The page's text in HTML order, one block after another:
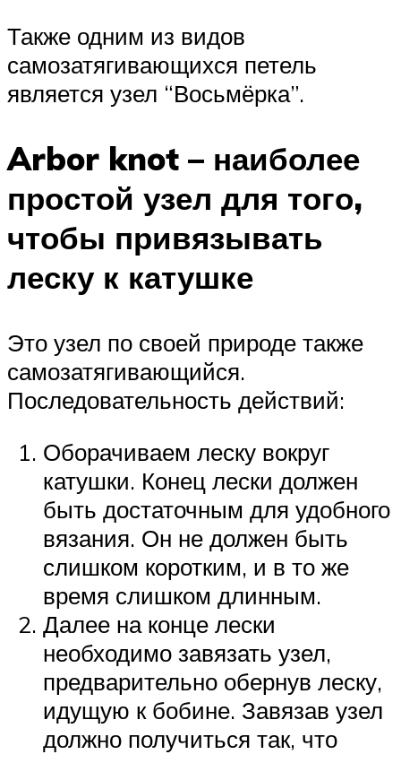
Также одним из видов
самозатягивающихся петель
является узел “Восьмёрка”.
Arbor knot – наиболее
простой узел для того,
чтобы привязывать
леску к катушке
Это узел по своей природе также
самозатягивающийся.
Последовательность действий:
Оборачиваем леску вокруг
катушки. Конец лески должен
быть достаточным для удобного
вязания. Он не должен быть
слишком коротким, и в то же
время слишком длинным.
Далее на конце лески
необходимо завязать узел,
предварительно обернув леску,
идущую к бобине. Завязав узел
должно получиться так, что